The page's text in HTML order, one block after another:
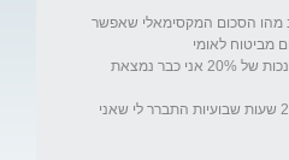
מהו הסכום המקסימאלי שאפשר
אני מוכרת בביטוח לאומי בנכות של 20% אני כבר נמצאת
מכיוון שאני לומדת יותר מ21 שעות שבועיות התברר לי שאני